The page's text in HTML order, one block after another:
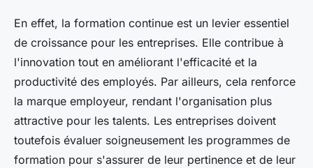
En effet, la formation continue est un levier essentiel
de croissance pour les entreprises. Elle contribue à
l'innovation tout en améliorant l'efficacité et la
productivité des employés. Par ailleurs, cela renforce
la marque employeur, rendant l'organisation plus
attractive pour les talents. Les entreprises doivent
toutefois évaluer soigneusement les programmes de
formation pour s'assurer de leur pertinence et de leur